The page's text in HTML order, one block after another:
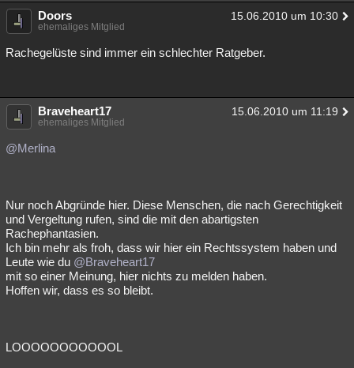
Doors 15.06.2010 um 10:30
ehemaliges Mitglied
Rachegelüste sind immer ein schlechter Ratgeber.
Braveheart17 15.06.2010 um 11:19
ehemaliges Mitglied
@Merlina
Nur noch Abgründe hier. Diese Menschen, die nach Gerechtigkeit
und Vergeltung rufen, sind die mit den abartigsten
Rachephantasien.
Ich bin mehr als froh, dass wir hier ein Rechtssystem haben und
Leute wie du @Braveheart17
mit so einer Meinung, hier nichts zu melden haben.
Hoffen wir, dass es so bleibt.
LOOOOOOOOOOOL